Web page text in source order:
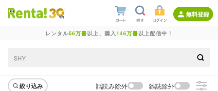
無料登録
レンタル56万冊以上、購入146万冊以上配信中！
絞り込み 話読み除外 雑誌除外